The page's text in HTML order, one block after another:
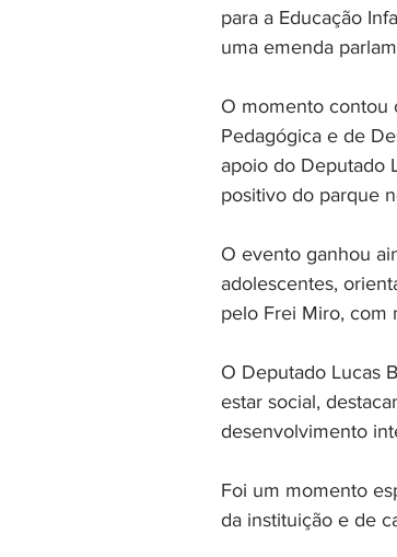
para a Educação
uma emenda
O momento contou
Pedagógica e de
apoio do Deputado
positivo do parque
O evento ganhou
adolescentes,
pelo Frei Miro, com
O Deputado Lucas
estar social,
desenvolvimento
Foi um momento
da instituição e de